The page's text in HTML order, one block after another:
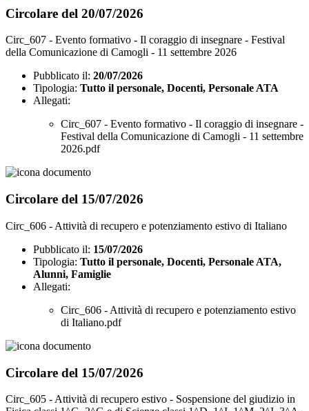
Circolare del 20/07/2026
Circ_607 - Evento formativo - Il coraggio di insegnare - Festival
della Comunicazione di Camogli - 11 settembre 2026
Pubblicato il: 20/07/2026
Tipologia: Tutto il personale, Docenti, Personale ATA
Allegati:
Circ_607 - Evento formativo - Il coraggio di insegnare -
Festival della Comunicazione di Camogli - 11 settembre
2026.pdf
Circolare del 15/07/2026
Circ_606 - Attività di recupero e potenziamento estivo di Italiano
Pubblicato il: 15/07/2026
Tipologia: Tutto il personale, Docenti, Personale ATA,
Alunni, Famiglie
Allegati:
Circ_606 - Attività di recupero e potenziamento estivo
di Italiano.pdf
Circolare del 15/07/2026
Circ_605 - Attività di recupero estivo - Sospensione del giudizio in